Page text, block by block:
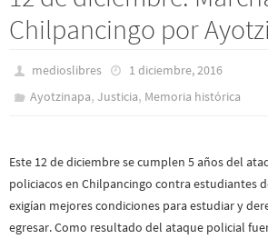
Chilpancingo por
medioslibres
1 diciembre, 2016
Ayotzinapa,Justicia, Memoria histórica
Este 12 de diciembre se cumplen 5 años del
policiacos en Chilpancingo contra estudiantes
exigían mejores condiciones para estudiar y
egresar. Como resultado del ataque policial